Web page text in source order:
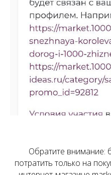
Обратите внимание:
потратить только на